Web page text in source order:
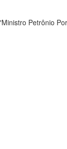
Petrônio